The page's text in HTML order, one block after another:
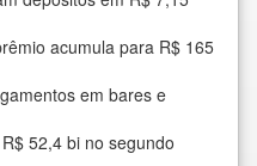
acumula para R$ 165
em bares e
52,4 bi no segundo